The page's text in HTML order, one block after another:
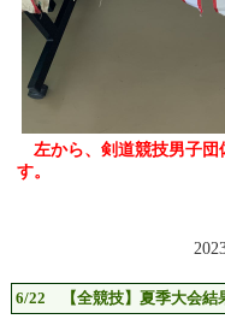
左から、剣道競技男子
す。
6/22 【全競技】夏季大会結